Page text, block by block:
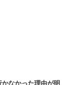
なかった理由が明